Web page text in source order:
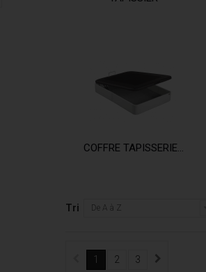
COFFRE TAPISSERIE...
Tri De A à Z
1 2 3